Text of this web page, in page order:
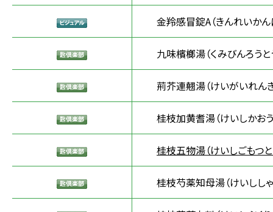
金羚感冒錠A（きんれいかん
九味檳榔湯（くみびんろうと
荊芥連翹湯（けいがいれん
桂枝加黄耆湯（けいしかお
桂枝五物湯（けいしごもつと
桂枝芍薬知母湯（けいししゃ